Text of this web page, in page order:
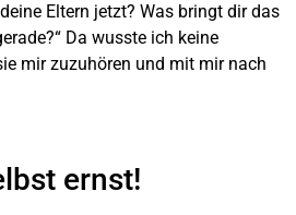
Eltern jetzt? Was bringt dir das
Da wusste ich keine
mir zuzuhören und mit mir nach
ernst!